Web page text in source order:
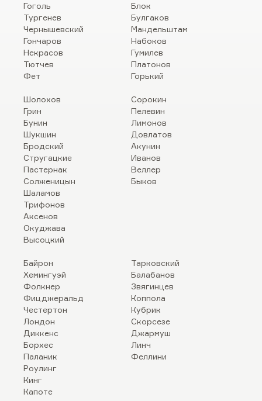
Гоголь
Тургенев
Чернышевский
Гончаров
Некрасов
Тютчев
Фет
Блок
Булгаков
Мандельштам
Набоков
Гумилев
Платонов
Горький
Шолохов
Грин
Бунин
Шукшин
Бродский
Стругацкие
Пастернак
Солженицын
Шаламов
Трифонов
Аксенов
Окуджава
Высоцкий
Сорокин
Пелевин
Лимонов
Довлатов
Акунин
Иванов
Веллер
Быков
Байрон
Хемингуэй
Фолкнер
Фицджеральд
Честертон
Лондон
Диккенс
Борхес
Паланик
Роулинг
Кинг
Капоте
Тарковский
Балабанов
Звягинцев
Коппола
Кубрик
Скорсезе
Джармуш
Линч
Феллини